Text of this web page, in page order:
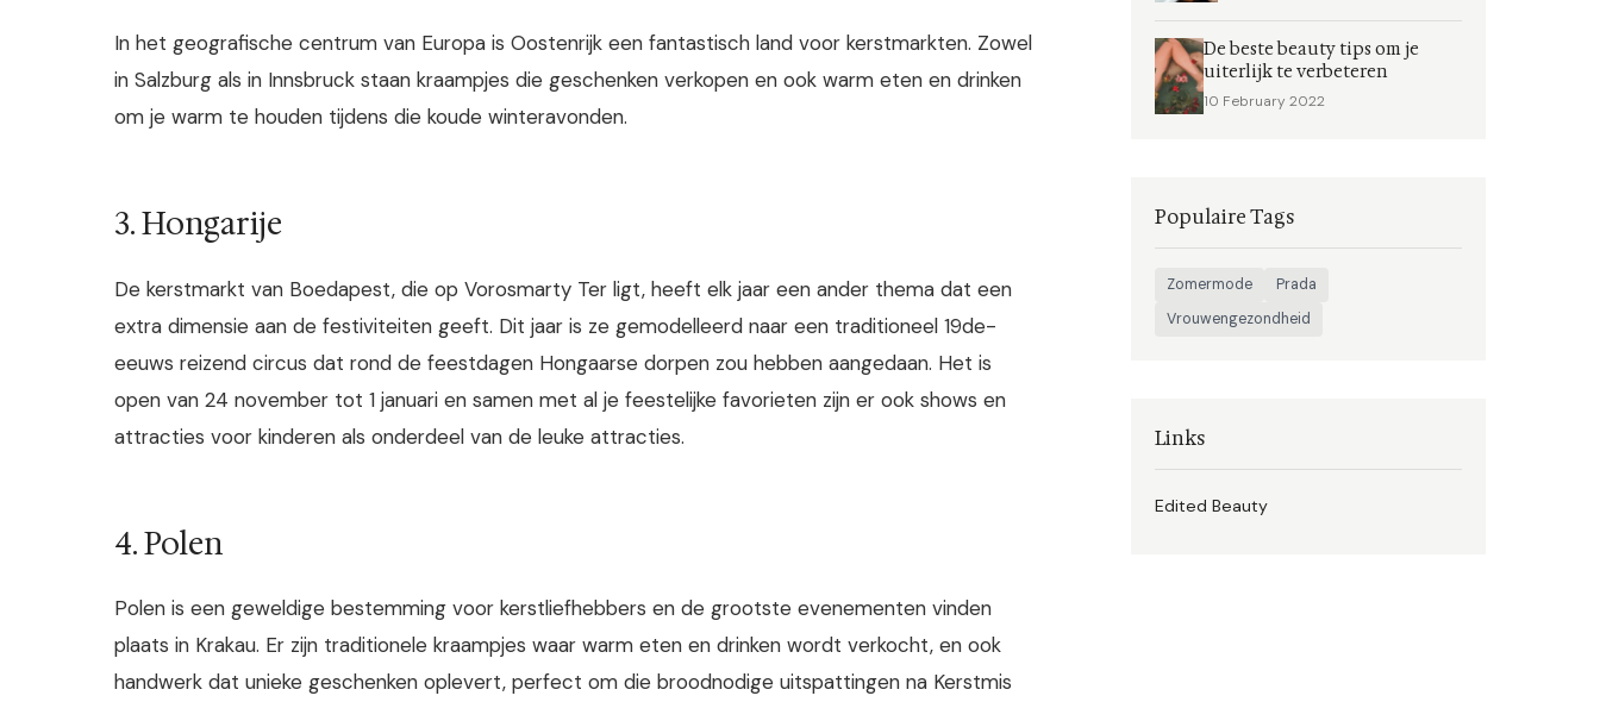
In het geografische centrum van Europa is Oostenrijk een fantastisch land voor kerstmarkten. Zowel
in Salzburg als in Innsbruck staan kraampjes die geschenken verkopen en ook warm eten en drinken
om je warm te houden tijdens die koude winteravonden.
3. Hongarije
De kerstmarkt van Boedapest, die op Vorosmarty Ter ligt, heeft elk jaar een ander thema dat een
extra dimensie aan de festiviteiten geeft. Dit jaar is ze gemodelleerd naar een traditioneel 19de-
eeuws reizend circus dat rond de feestdagen Hongaarse dorpen zou hebben aangedaan. Het is
open van 24 november tot 1 januari en samen met al je feestelijke favorieten zijn er ook shows en
attracties voor kinderen als onderdeel van de leuke attracties.
4. Polen
Polen is een geweldige bestemming voor kerstliefhebbers en de grootste evenementen vinden
plaats in Krakau. Er zijn traditionele kraampjes waar warm eten en drinken wordt verkocht, en ook
handwerk dat unieke geschenken oplevert, perfect om die broodnodige uitspattingen na Kerstmis
De beste beauty tips om je
uiterlijk te verbeteren
10 February 2022
Populaire Tags
Zomermode
Prada
Vrouwengezondheid
Links
Edited Beauty